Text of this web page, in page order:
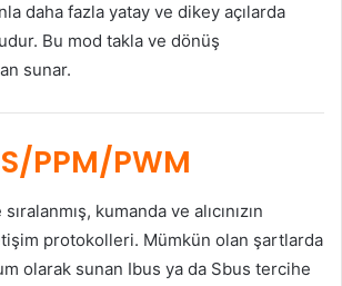
daha fazla yatay ve dikey açılarda
Bu mod takla ve dönüş
sunar.
PPM/PWM
kumanda ve alıcınızın
protokolleri. Mümkün olan şartlarda
olarak sunan Ibus ya da Sbus tercihe